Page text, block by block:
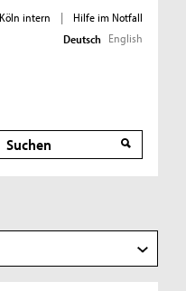
intern |
Hilfe im Notfall
Deutsch English
Suche